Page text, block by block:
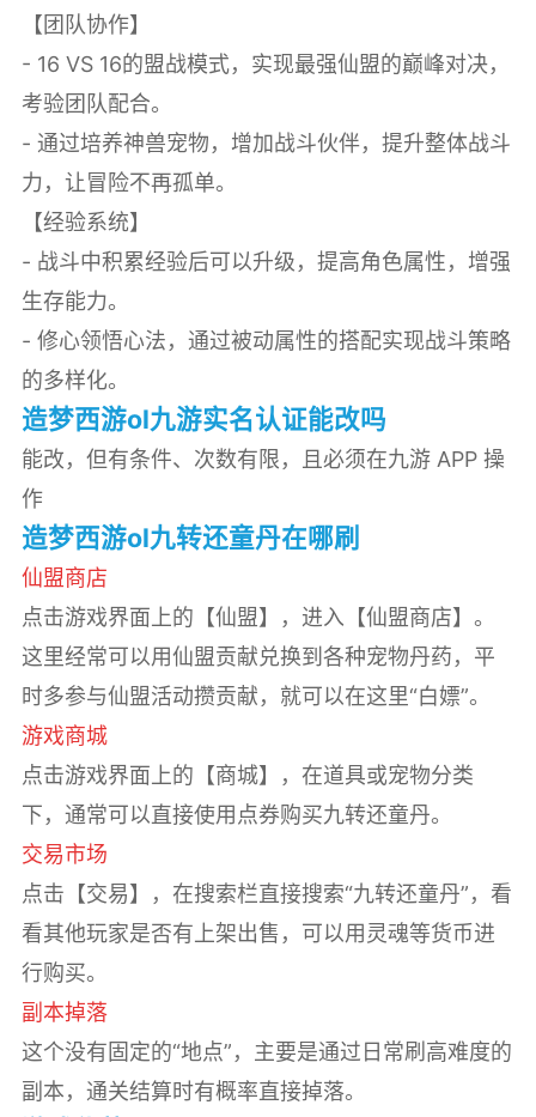
【团队协作】
- 16 VS 16的盟战模式，实现最强仙盟的巅峰对决，
考验团队配合。
- 通过培养神兽宠物，增加战斗伙伴，提升整体战斗
力，让冒险不再孤单。
【经验系统】
- 战斗中积累经验后可以升级，提高角色属性，增强
生存能力。
- 修心领悟心法，通过被动属性的搭配实现战斗策略
的多样化。
造梦西游ol九游实名认证能改吗
能改，但有条件、次数有限，且必须在九游 APP 操
作
造梦西游ol九转还童丹在哪刷
仙盟商店
点击游戏界面上的【仙盟】，进入【仙盟商店】。
这里经常可以用仙盟贡献兑换到各种宠物丹药，平
时多参与仙盟活动攒贡献，就可以在这里“白嫖”。
游戏商城
点击游戏界面上的【商城】，在道具或宠物分类
下，通常可以直接使用点券购买九转还童丹。
交易市场
点击【交易】，在搜索栏直接搜索“九转还童丹”，看
看其他玩家是否有上架出售，可以用灵魂等货币进
行购买。
副本掉落
这个没有固定的“地点”，主要是通过日常刷高难度的
副本，通关结算时有概率直接掉落。